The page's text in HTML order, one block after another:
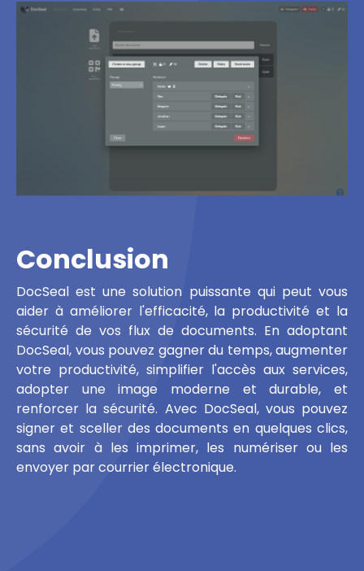
Conclusion
DocSeal est une solution puissante qui peut vous
aider à améliorer l'efficacité, la productivité et la
sécurité de vos flux de documents. En adoptant
DocSeal, vous pouvez gagner du temps, augmenter
votre productivité, simplifier l'accès aux services,
adopter une image moderne et durable, et
renforcer la sécurité. Avec DocSeal, vous pouvez
signer et sceller des documents en quelques clics,
sans avoir à les imprimer, les numériser ou les
envoyer par courrier électronique.